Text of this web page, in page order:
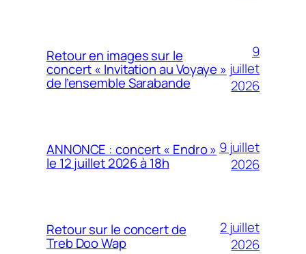
Retour en images sur le
concert « Invitation au Voyaye »
de l’ensemble Sarabande
9
juillet
2026
ANNONCE : concert « Endro »
le 12 juillet 2026 à 18h
9 juillet
2026
Retour sur le concert de
Treb Doo Wap
2 juillet
2026